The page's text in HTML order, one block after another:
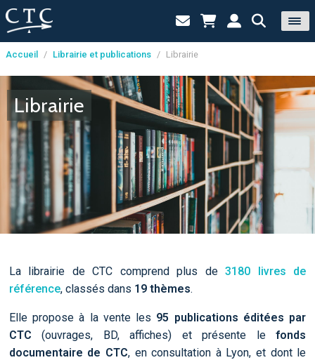
Panneau de gestion des cookies
Accueil / Librairie et publications / Librairie
Librairie
La librairie de CTC comprend plus de3180 livres de
référence, classés dans 19 thèmes.
Elle propose à la vente les 95 publications éditées par
CTC (ouvrages, BD, affiches) et présente lefonds
documentaire de CTC, en consultation à Lyon, et dont le